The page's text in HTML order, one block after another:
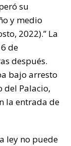
su
y medio
2022).” La
de
después.
bajo arresto
del Palacio,
la entrada de
ley no puede